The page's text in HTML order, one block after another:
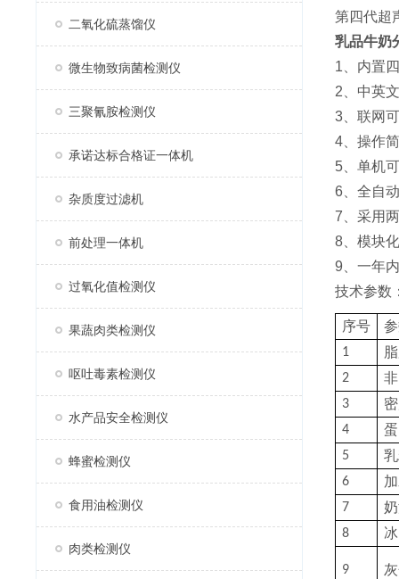
二氧化硫蒸馏仪
微生物致病菌检测仪
三聚氰胺检测仪
承诺达标合格证一体机
杂质度过滤机
前处理一体机
过氧化值检测仪
果蔬肉类检测仪
呕吐毒素检测仪
水产品安全检测仪
蜂蜜检测仪
食用油检测仪
肉类检测仪
第四代超
乳品牛奶
1、内置
2、中英
3、联网
4、操作
5、单机
6、全自
7、采用
8、模块
9、一年
技术参数
序号
1
2
3
4
5
6
7
8
9